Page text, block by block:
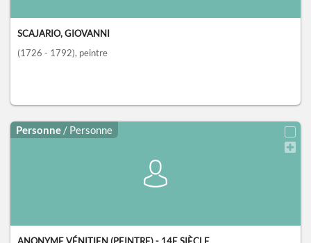
SCAJARIO, GIOVANNI
(1726 - 1792), peintre
Personne / Personne